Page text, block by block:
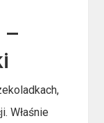
–
Właśnie